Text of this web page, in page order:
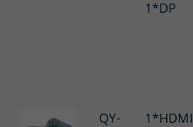
1*DP
QY-
1*HDMI